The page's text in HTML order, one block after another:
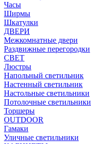
Часы
Ширмы
Шкатулки
ДВЕРИ
Межкомнатные двери
Раздвижные перегородки
СВЕТ
Люстры
Напольный светильник
Настенный светильник
Настольные светильники
Потолочные светильники
Торшеры
OUTDOOR
Гамаки
Уличные светильники